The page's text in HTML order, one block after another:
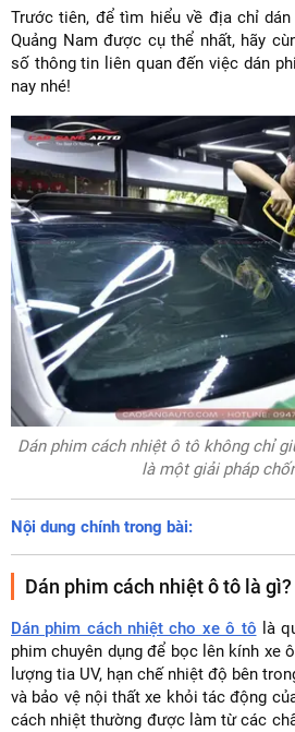
Trước tiên, để tìm hiểu về địa chỉ
Quảng Nam được cụ thể nhất, hãy
số thông tin liên quan đến việc dán
nay nhé!
Dán phim cách nhiệt ô tô không chỉ
là một giải pháp
Nội dung chính trong bài:
Dán phim cách nhiệt ô tô là gì?
Dán phim cách nhiệt cho xe ô tô là
phim chuyên dụng để bọc lên kính xe
lượng tia UV, hạn chế nhiệt độ bên
và bảo vệ nội thất xe khỏi tác động
cách nhiệt thường được làm từ các